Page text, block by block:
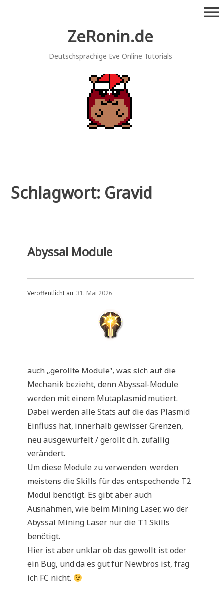
ZeRonin.de
Deutschsprachige Eve Online Tutorials
menu
Schlagwort: Gravid
Abyssal Module
Veröffentlicht am31. Mai 2026
auch „gerollte Module“, was sich auf die
Mechanik bezieht, denn Abyssal-Module
werden mit einem Mutaplasmid mutiert.
Dabei werden alle Stats auf die das Plasmid
Einfluss hat, innerhalb gewisser Grenzen,
neu ausgewürfelt / gerollt d.h. zufällig
verändert.
Um diese Module zu verwenden, werden
meistens die Skills für das entspechende T2
Modul benötigt. Es gibt aber auch
Ausnahmen, wie beim Mining Laser, wo der
Abyssal Mining Laser nur die T1 Skills
benötigt.
Hier ist aber unklar ob das gewollt ist oder
ein Bug, und da es gut für Newbros ist, frag
ich FC nicht.